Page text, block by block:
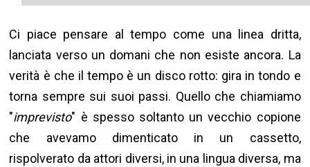
Ci piace pensare al tempo come una linea dritta,
lanciata verso un domani che non esiste ancora. La
verità è che il tempo è un disco rotto: gira in tondo e
torna sempre sui suoi passi. Quello che chiamiamo
"imprevisto" è spesso soltanto un vecchio copione
che avevamo dimenticato in un cassetto,
rispolverato da attori diversi, in una lingua diversa, ma